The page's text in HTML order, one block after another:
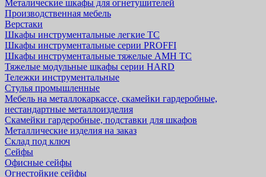
Металические шкафы для огнетушителей
Производственная мебель
Верстаки
Шкафы инструментальные легкие ТС
Шкафы инструментальные серии PROFFI
Шкафы инструментальные тяжелые AMH TC
Тяжелые модульные шкафы серии HARD
Тележки инструментальные
Стулья промышленные
Мебель на металлокаркассе, скамейки гардеробные,
нестандартные металлоизделия
Скамейки гардеробные, подставки для шкафов
Металлические изделия на заказ
Склад под ключ
Сейфы
Офисные сейфы
Огнестойкие сейфы